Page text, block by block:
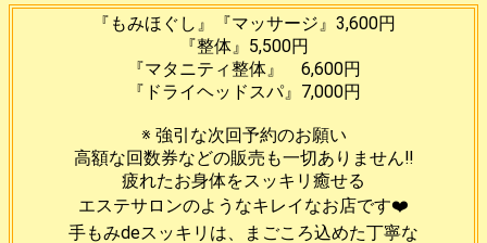
『もみほぐし』『マッサージ』3,600円
『整体』5,500円
『マタニティ整体』 6,600円
『ドライヘッドスパ』7,000円
※ 強引な次回予約のお願い
高額な回数券などの販売も一切ありません‼️
疲れたお身体をスッキリ癒せる
エステサロンのようなキレイなお店です❤️
手もみdeスッキリは、まごころ込めた丁寧な